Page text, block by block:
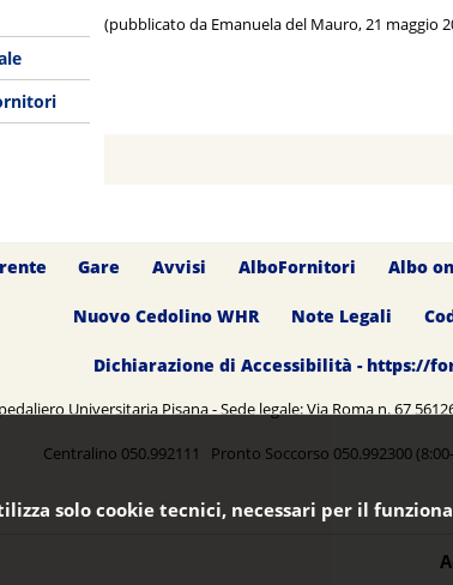
(pubblicato da Emanuela del Mauro, 21 maggio
Gare Avvisi AlboFornitori Albo
Nuovo Cedolino WHR Note Legali
Dichiarazione di Accessibilità - https://
Universitaria Pisana - Sede legale: Via Roma n. 67
Centralino 050.992111 Pronto Soccorso 050.992300
solo cookie tecnici, necessari per il